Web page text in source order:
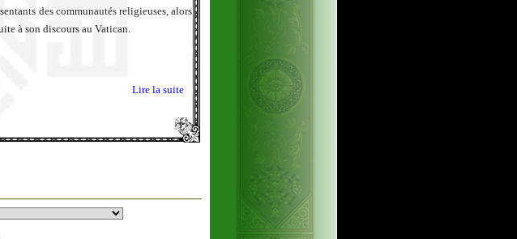
des communautés religieuses, alors
à son discours au Vatican.
Lire la suite